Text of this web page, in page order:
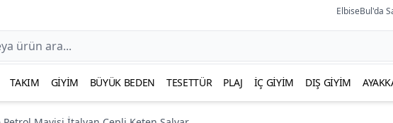
ElbiseBul'da
TAKIM GIYIM BÜYÜK BEDEN TESETTÜR PLAJ İÇ GIYIM DIŞ GIYIM